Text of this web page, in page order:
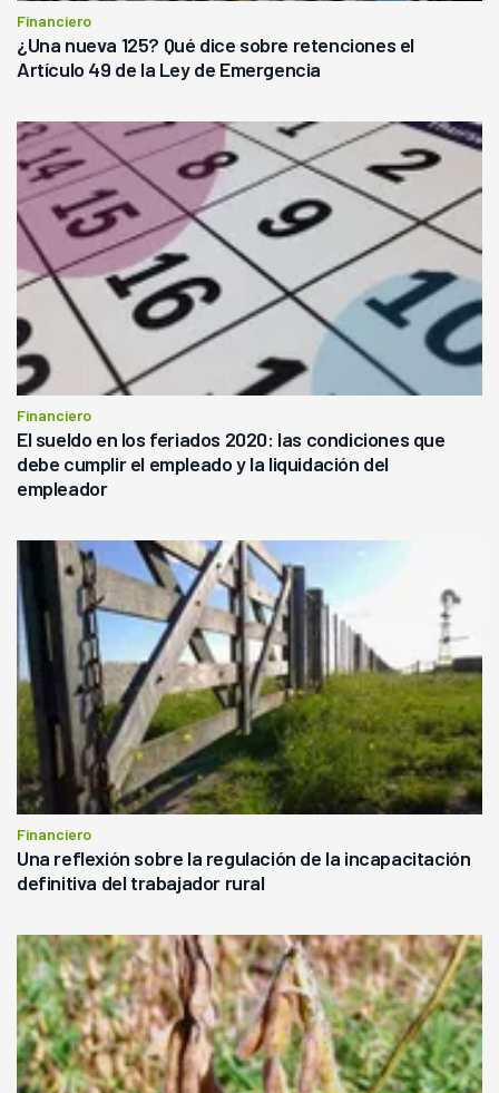
Financiero
¿Una nueva 125? Qué dice sobre retenciones el
Artículo 49 de la Ley de Emergencia
Financiero
El sueldo en los feriados 2020: las condiciones que
debe cumplir el empleado y la liquidación del
empleador
Financiero
Una reflexión sobre la regulación de la incapacitación
definitiva del trabajador rural